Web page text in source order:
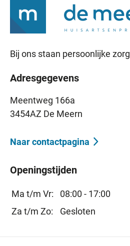
Bij ons staan persoonlijke
Adresgegevens
Meentweg 166a
3454AZ De Meern
Naar contactpagina
Openingstijden
Ma t/m Vr:
08:00 - 17:00
Za t/m Zo:
Gesloten